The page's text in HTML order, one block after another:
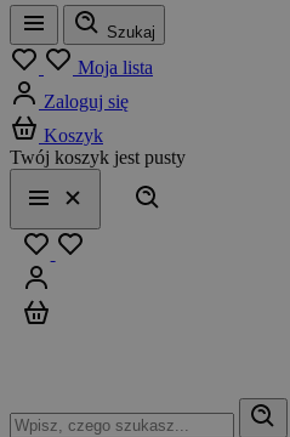
Menu
Szukaj
Moja lista
Zaloguj się
Koszyk
Twój koszyk jest pusty
Menu
Zamknij